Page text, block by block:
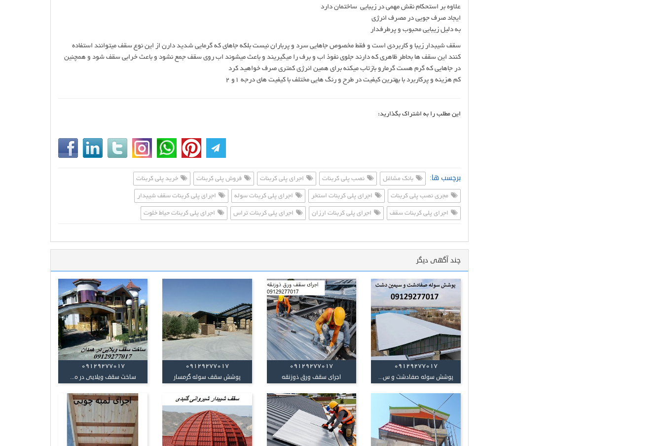
علاوه بر استحکام نقش مهمی در زیبایی ساختمان دارد
ایجاد صرف جویی در مصرف انرژی
به دلیل زیبایی محبوب و پرطرفدار
سقف شیبدار زیبا و کاربردی است و فقط مخصوص جاهایی سرد و پرباران نیست بلکه جاهای که گرمایی شدید دارن از این نوع سقف میتوانند استفاده
کنند این سقف ها بحاطر ظاهری که دارند جلوی نفوذ اب و برف را میگیریند و باعث میشوند اب روی سقف جمع نشود و باعث خرابی سقف شود و همچنین
در جاهایی که گرم هست گرمارو بازتاب میکنه برای همین انرژی کمتری صرف خواهید کرد
کم هزینه و پرکاربرد با بهترین کیفیت در طرح و رنگ هایی مختلف با کیفیت های درجه 1و 2
این مطلب را به اشتراک بگذارید:
برچسب ها: بانک مشاغل نصب پلی کربنات اجرای پلی کربنات فروش پلی کربنات خرید پلی کربنات
مجری نصب پلی کربنات اجرای پلی کربنات استخر اجرای پلی کربنات سوله اجرای پلی کربنات سقف شیبدار
اجرای پلی کربنات سقف اجرای پلی کربنات ارزان اجرای پلی کربنات تراس اجرای پلی کربنات حیاط خلوت
چند آگهی دیگر
09129277017
پوشش سوله صفادشت و س...
09129277017
اجرای سقف ورق ذوزنقه
09129277017
پوشش سقف سوله گرمسار
09129277017
ساخت سقف ویلایی در ه...